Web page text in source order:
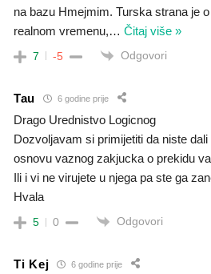
na bazu Hmejmim. Turska strana je
realnom vremenu,… Čitaj više »
7 -5 Odgovori
Tau 6 godine prije
Drago Urednistvo Logicnog
Dozvoljavam si primijetiti da niste
osnovu vaznog zakjucka o prekidu
Ili i vi ne virujete u njega pa ste ga
Hvala
5 0 Odgovori
Ti Kej 6 godine prije